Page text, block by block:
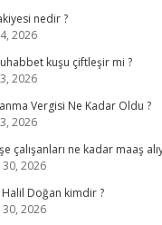
nedir ?
2026
kuşu çiftleşir mi ?
2026
Vergisi Ne Kadar Oldu ?
2026
çalışanları ne kadar maaş
2026
Halil Doğan kimdir ?
2026